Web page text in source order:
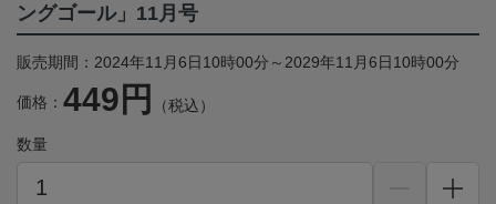
ングゴール」11月号
販売期間：2024年11月6日10時00分～2029年11月6日10時00分
価格： 449円 （税込）
数量